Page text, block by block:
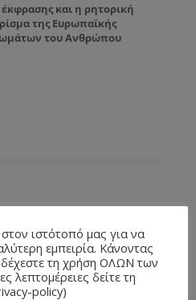
και η ρητορική
της Ευρωπαϊκής
του Ανθρώπου
ιστότοπό μας για να
εμπειρία. Κάνοντας
τη χρήση ΟΛΩΝ των
λεπτομέρειες δείτε τη
policy)